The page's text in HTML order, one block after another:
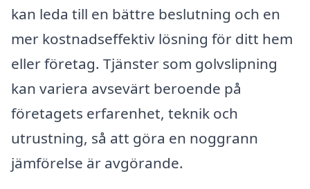
kan leda till en bättre beslutning och en
mer kostnadseffektiv lösning för ditt hem
eller företag. Tjänster som golvslipning
kan variera avsevärt beroende på
företagets erfarenhet, teknik och
utrustning, så att göra en noggrann
jämförelse är avgörande.